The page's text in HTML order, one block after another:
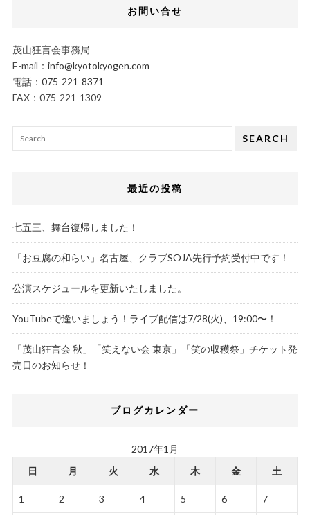
お問い合せ
茂山狂言会事務局
E-mail： info@kyotokyogen.com
電話： 075-221-8371
FAX：075-221-1309
SEARCH
最近の投稿
七五三、舞台復帰しました！
「お豆腐の和らい」名古屋、クラブSOJA先行予約受付中です！
公演スケジュールを更新いたしました。
YouTubeで逢いましょう！ライブ配信は7/28(火)、19:00〜！
「茂山狂言会 秋」「笑えない会 東京」「笑の収穫祭」チケット発
売日のお知らせ！
ブログカレンダー
2017年1月
日
月 火 水 木 金 土
1 2 3 4 5 6 7